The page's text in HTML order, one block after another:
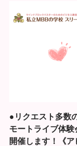
●リクエスト多数
モートライブ体験
開催します！《ア